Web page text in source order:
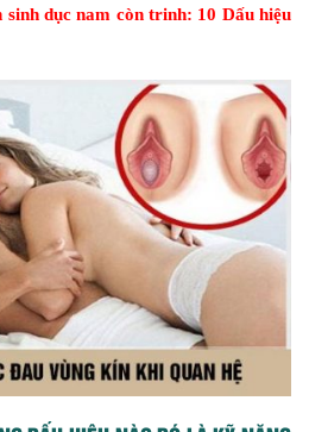
sinh dục nam còn trinh: 10 Dấu hiệu